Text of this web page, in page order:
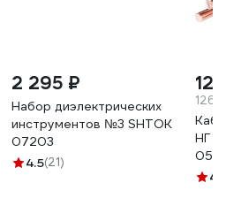
2 295 ₽
Набор диэлектрических
инструментов №3 SHTOK
07203
4.5(21)
12
126.36
НГ LS
05465
4.5